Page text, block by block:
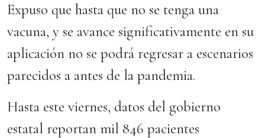
Expuso que hasta que no se tenga una
vacuna, y se avance significativamente en su
aplicación no se podrá regresar a escenarios
parecidos a antes de la pandemia.
Hasta este viernes, datos del gobierno
estatal reportan mil 846 pacientes